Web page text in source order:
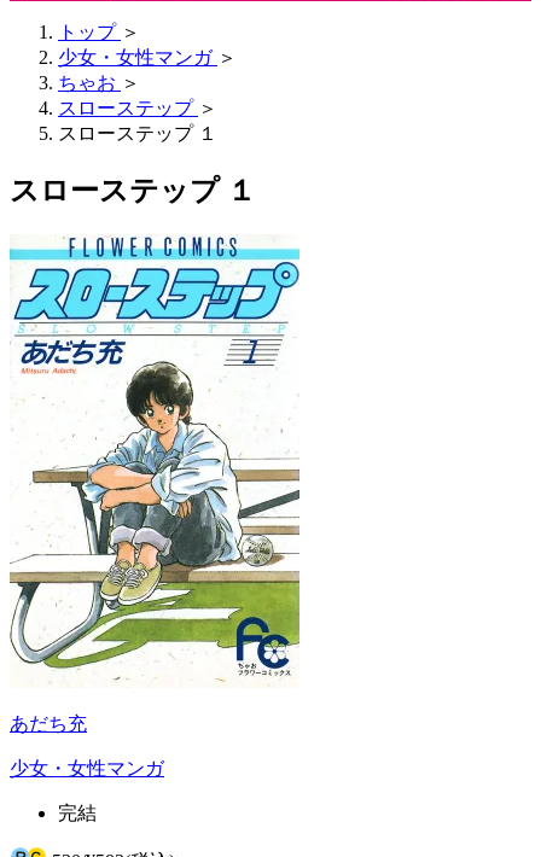
トップ ＞
少女・女性マンガ ＞
ちゃお ＞
スローステップ ＞
スローステップ １
スローステップ １
あだち充
少女・女性マンガ
完結